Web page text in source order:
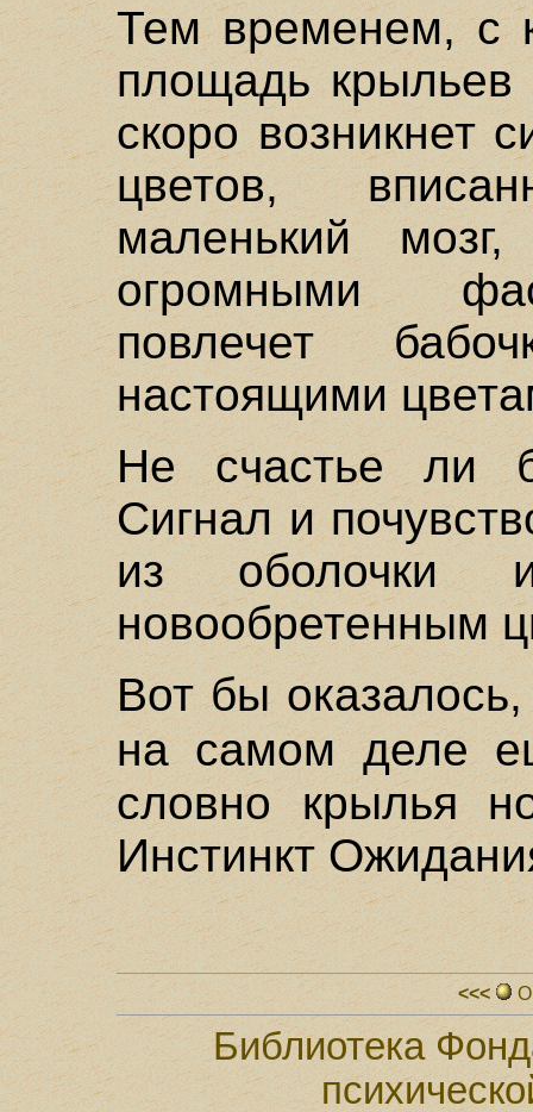
Тем временем, с
площадь крыльев
скоро возникнет
цветов,
маленький
огромными
повлечет
настоящими
Не счастье ли
Сигнал и
из оболочки
новообретенным
Вот бы
на самом деле
словно крылья
Инстинкт
<<<
Библиотека